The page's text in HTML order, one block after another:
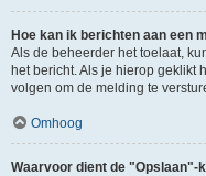
Hoe kan ik berichten aan een
Als de beheerder het toelaat,
het bericht. Als je hierop geklikt
volgen om de melding te
Omhoog
Waarvoor dient de "Opslaan"-